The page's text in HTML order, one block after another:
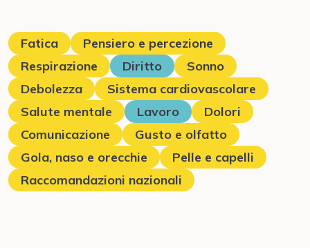
Fatica
Pensiero e percezione
Respirazione
Diritto
Sonno
Debolezza
Sistema cardiovascolare
Salute mentale
Lavoro
Dolori
Comunicazione
Gusto e olfatto
Gola, naso e orecchie
Pelle e capelli
Raccomandazioni nazionali